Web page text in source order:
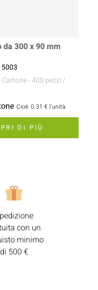
300 x 90 mm
Cartone- 400 pezzi /
Cioè 0.31 € l'unità
DI PIÙ
con un
minimo
di 500 €